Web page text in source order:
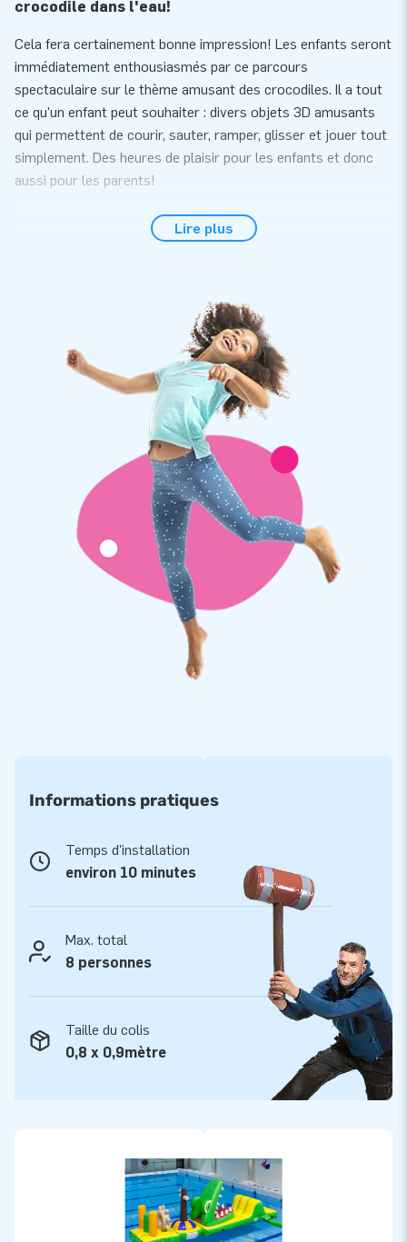
crocodile dans l'eau!
Cela fera certainement bonne impression! Les enfants seront
immédiatement enthousiasmés par ce parcours
spectaculaire sur le thème amusant des crocodiles. Il a tout
ce qu'un enfant peut souhaiter : divers objets 3D amusants
qui permettent de courir, sauter, ramper, glisser et jouer tout
simplement. Des heures de plaisir pour les enfants et donc
aussi pour les parents!
Sécurité et service
aquatiques sont certifiés selon la norme de sécurité et de
qualité NEN-EN 15649:2009. C'est pourquoi vous recevrez de
notre part avec chaque attraction aquatique un certificat
d'inspection reconnu, un carnet de bord et un manuel clair. De
plus, le parcours d'obstacles crocodile de 7m est fourni avec
le matériel d'ancrage, une soufflerie et une rallonge de tube
de 10M afin que la soufflerie permanente soit suffisament
éloignée de l'eau comme l'indique l'exigence de sécurité. Tout
a été pensé, tout est livré prêt à l'emploi!
Les exigences de qualité élevées de JB
Toutes les structures JB sont fabriquées à partir de PVC
solide, de haute qualité avec une densité minimum de 650 à
680g/m2. Cette toile particulière de PVC a été traitée en
amont pour résiter au chlore et aux influences de l'eau libre.
De plus, toutes nos structures gonflables sont cousues à
multiples reprises sur les endroits réputés fragiles afin de
JB est fabricant et fournisseur de structures gonflables
à travers le monde. Ce fort développement est le fruit d'un
travail professionnel effectué par des équipes de
concepteurs, d'innovation, de conseil et de logistique qui
offrent des attractions gonflables uniques! JB c'est
l'assurance d'un suivi, d'un service, d'une fabrication et d'une
livraison professionnels.
Lire plus
Informations pratiques
Temps d'installation
environ 10 minutes
Max. total
8 personnes
Taille du colis
0,8 x 0,9mètre